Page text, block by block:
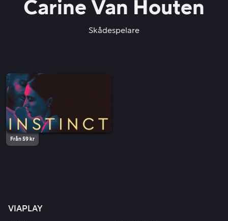
Carine Van Houten
Skådespelare
Från 59 kr
VIAPLAY